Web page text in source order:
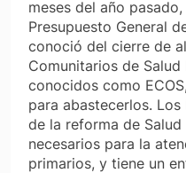
meses del año
Presupuesto General
conoció del cierre de
Comunitarios de
conocidos como
para abastecerlos.
de la reforma de
necesarios para la
primarios, y tiene un